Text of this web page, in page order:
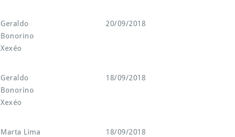
Geraldo
Bonorino
Xexéo
20/09/2018
Geraldo
Bonorino
Xexéo
18/09/2018
Marta Lima
18/09/2018